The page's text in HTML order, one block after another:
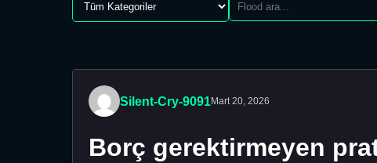
Silent-Cry-9091Mart 20, 2026
Borç gerektirmeyen